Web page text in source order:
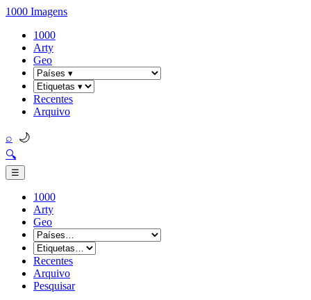
1000 Imagens
1000
Arty
Geo
Recentes
Arquivo
⌕ 🌙
🔍
☰
1000
Arty
Geo
Recentes
Arquivo
Pesquisar